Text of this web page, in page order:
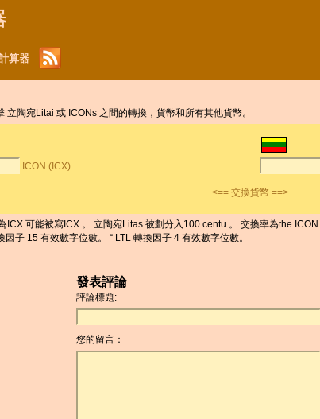
算器
陶宛Litai 或 ICONs 之間的轉換，貨幣和所有其他貨幣。
ICON (ICX)
<== 交換貨幣 ==>
ICX 可能被寫ICX 。 立陶宛Litas 被劃分入100 centu 。 交換率為the
子 15 有效數字位數。 “ LTL 轉換因子 4 有效數字位數。
發表評論
評論標題:
您的留言：